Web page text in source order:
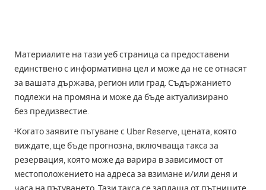
Материалите на тази уеб страница са предоставени
единствено с информативна цел и може да не се отнасят
за вашата държава, регион или град. Съдържанието
подлежи на промяна и може да бъде актуализирано
без предизвестие.
¹Когато заявите пътуване с Uber Reserve, цената, която
виждате, ще бъде прогнозна, включваща такса за
резервация, която може да варира в зависимост от
местоположението на адреса за взимане и/или деня и
часа на пътуването. Тази такса се заплаща от пътниците